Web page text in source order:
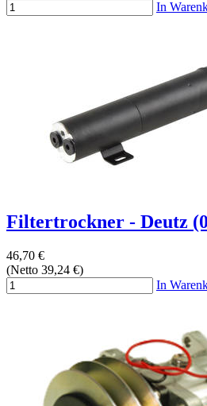
In
Filtertrockner - Deutz
46,70 €
(Netto 39,24 €)
In